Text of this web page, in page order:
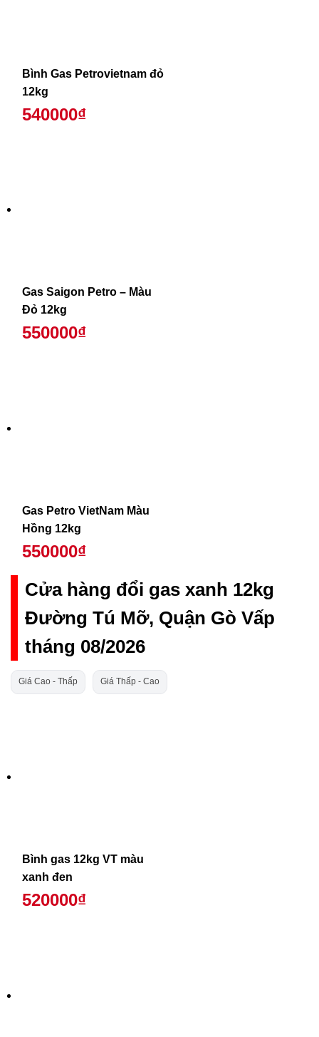
Bình Gas Petrovietnam đỏ
12kg
540000₫
Gas Saigon Petro – Màu
Đỏ 12kg
550000₫
Gas Petro VietNam Màu
Hồng 12kg
550000₫
Cửa hàng đổi gas xanh 12kg
Đường Tú Mỡ, Quận Gò Vấp
tháng 08/2026
Giá Cao - Thấp Giá Thấp - Cao
Bình gas 12kg VT màu
xanh đen
520000₫